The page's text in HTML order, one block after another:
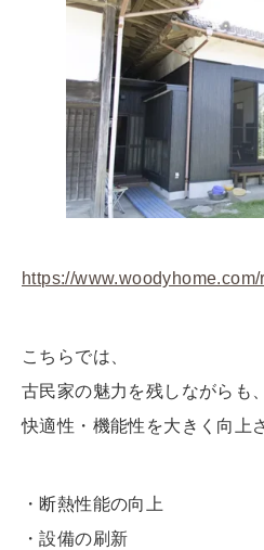
https://
こちらでは、
古民家の魅力を残しながらも、
快適性・機能性を大きく向上
・断熱性能の向上
・設備の刷新